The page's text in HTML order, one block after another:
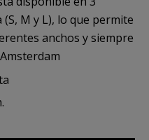
M y L), lo que permite
anchos y siempre